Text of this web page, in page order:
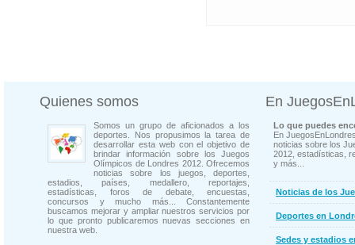
Quienes somos
Somos un grupo de aficionados a los
deportes. Nos propusimos la tarea de
desarrollar esta web con el objetivo de
brindar información sobre los Juegos
Olímpicos de Londres 2012. Ofrecemos
noticias sobre los juegos, deportes,
estadios, países, medallero, reportajes,
estadísticas, foros de debate, encuestas,
concursos y mucho más... Constantemente
buscamos mejorar y ampliar nuestros servicios por
lo que pronto publicaremos nuevas secciones en
nuestra web.
En
Lo que puedes
En
noticias sobre los
2012, estadísticas,
y más...
Noticias de los
Deportes en
Sedes y estadios